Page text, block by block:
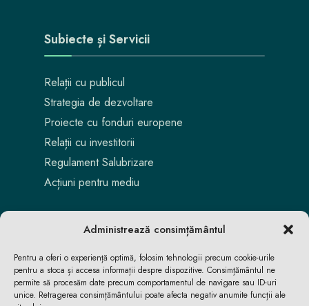
Administrează consimțământul
Pentru a oferi o experiență optimă, folosim tehnologii precum cookie-urile
pentru a stoca și accesa informații despre dispozitive. Consimțământul ne
permite să procesăm date precum comportamentul de navigare sau ID-uri
unice. Retragerea consimțământului poate afecta negativ anumite funcții ale
Subiecte și Servicii
Relații cu publicul
Strategia de dezvoltare
Proiecte cu fonduri europene
Relații cu investitorii
Regulament Salubrizare
Acțiuni pentru mediu